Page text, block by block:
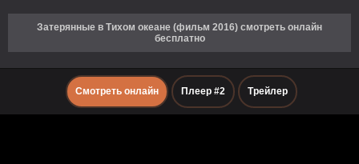
Затерянные в Тихом океане (фильм 2016) смотреть онлайн
бесплатно
Смотреть онлайн Плеер #2 Трейлер